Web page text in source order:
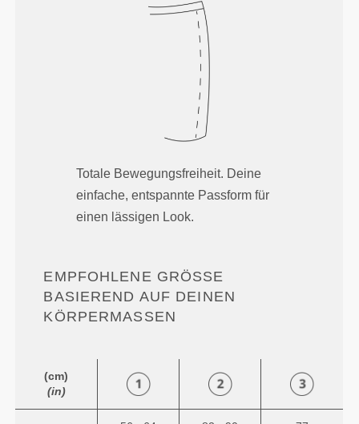
Totale Bewegungsfreiheit. Deine
einfache, entspannte Passform für
einen lässigen Look.
EMPFOHLENE GRÖSSE B
ASIEREND AUF DEINEN K
ÖRPERMASSEN
(cm)
(in)